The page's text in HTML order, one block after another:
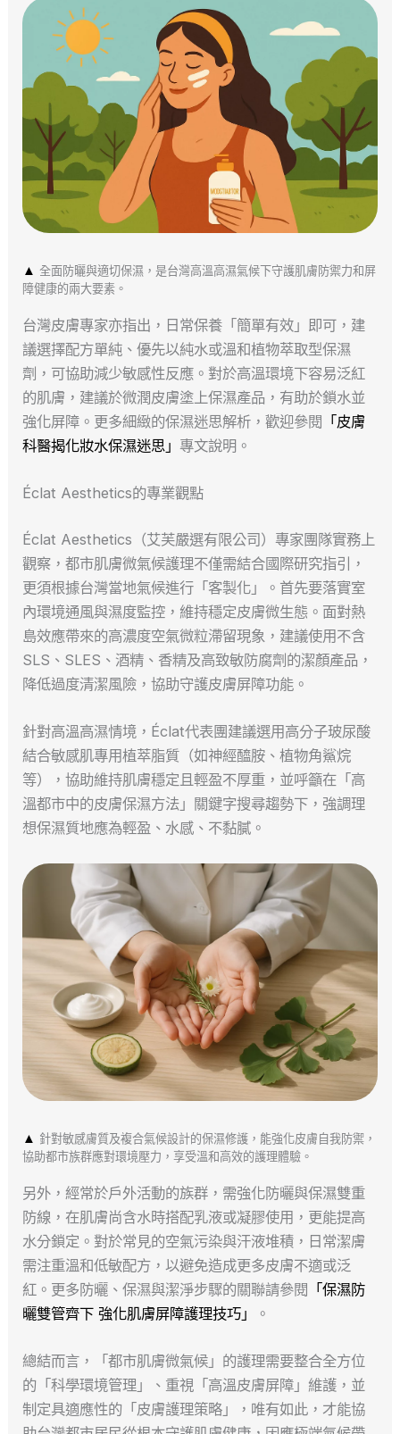
▲ 全面防曬與適切保濕，是台灣高溫高濕氣候下守護肌膚防禦力和屏
障健康的兩大要素。
台灣皮膚專家亦指出，日常保養「簡單有效」即可，建
議選擇配方單純、優先以純水或溫和植物萃取型保濕
劑，可協助減少敏感性反應。對於高溫環境下容易泛紅
的肌膚，建議於微潤皮膚塗上保濕產品，有助於鎖水並
強化屏障。更多細緻的保濕迷思解析，歡迎參閱 「皮膚
科醫揭化妝水保濕迷思」專文說明。
Éclat Aesthetics的專業觀點
Éclat Aesthetics（艾芙嚴選有限公司）專家團隊實務上
觀察，都市肌膚微氣候護理不僅需結合國際研究指引，
更須根據台灣當地氣候進行「客製化」。首先要落實室
內環境通風與濕度監控，維持穩定皮膚微生態。面對熱
島效應帶來的高濃度空氣微粒滯留現象，建議使用不含
SLS、SLES、酒精、香精及高致敏防腐劑的潔顏產品，
降低過度清潔風險，協助守護皮膚屏障功能。
針對高溫高濕情境，Éclat代表團建議選用高分子玻尿酸
結合敏感肌專用植萃脂質（如神經醯胺、植物角鯊烷
等），協助維持肌膚穩定且輕盈不厚重，並呼籲在「高
溫都市中的皮膚保濕方法」關鍵字搜尋趨勢下，強調理
想保濕質地應為輕盈、水感、不黏膩。
▲ 針對敏感膚質及複合氣候設計的保濕修護，能強化皮膚自我防禦，
協助都市族群應對環境壓力，享受溫和高效的護理體驗。
另外，經常於戶外活動的族群，需強化防曬與保濕雙重
防線，在肌膚尚含水時搭配乳液或凝膠使用，更能提高
水分鎖定。對於常見的空氣污染與汗液堆積，日常潔膚
需注重溫和低敏配方，以避免造成更多皮膚不適或泛
紅。更多防曬、保濕與潔淨步驟的關聯請參閱 「保濕防
曬雙管齊下 強化肌膚屏障護理技巧」
。
總結而言，「都市肌膚微氣候」的護理需要整合全方位
的「科學環境管理」、重視「高溫皮膚屏障」維護，並
制定具適應性的「皮膚護理策略」，唯有如此，才能協